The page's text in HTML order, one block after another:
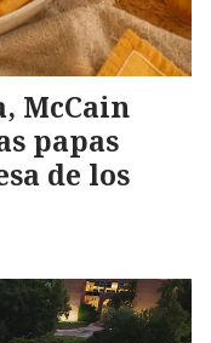
McCain
papas
de los